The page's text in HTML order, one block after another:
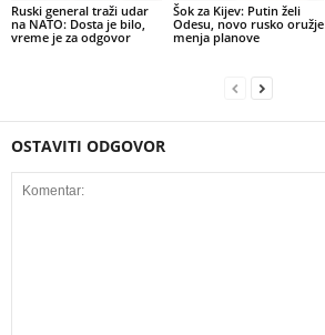
Ruski general traži udar
na NATO: Dosta je bilo,
vreme je za odgovor
Šok za Kijev: Putin želi
Odesu, novo rusko oružje
menja planove
OSTAVITI ODGOVOR